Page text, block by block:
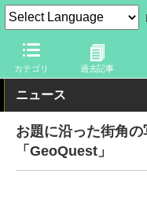
カテゴリ 過去記事
トラベル Watch 旅のアイ
ニュース
お題に沿った街角
「GeoQuest」